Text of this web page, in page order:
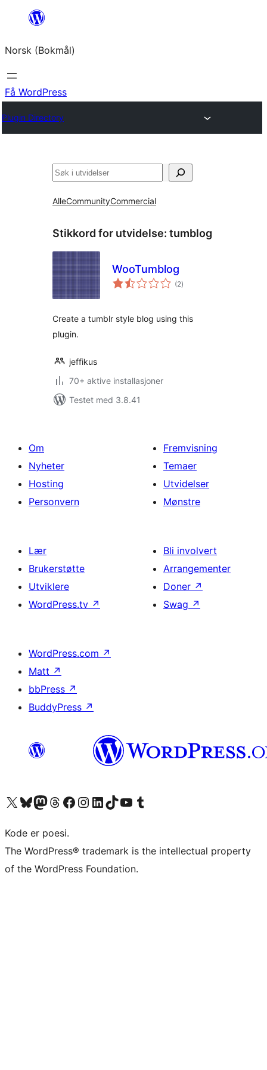
Hopp
innhold
Norsk (Bokmål)
Få WordPress
Plugin Directory
Søk
AlleCommunityCommercial
Stikkord for utvidelse: tumblog
WooTumblog
(2totale
vurderinger
)
Create a tumblr style blog using this
plugin.
jeffikus
70+ aktive installasjoner
Testet med 3.8.41
Om
Nyheter
Hosting
Personvern
Fremvisning
Temaer
Utvidelser
Mønstre
Lær
Brukerstøtte
Utviklere
WordPress.tv ↗
Bli involvert
Arrangementer
Doner ↗
Swag ↗
WordPress.com ↗
Matt ↗
bbPress ↗
BuddyPress ↗
Besøk vår konto på X Visit our Bluesky account
Besøk vår Mastodon-konto
Visit our Threads account
Besøk vår Facebook-sideBesøk vår Instagram-konto
Besøk vår LinkedIn-konto
Visit our TikTok account
Visit our YouTube channel
Visit our Tumblr account
Kode er poesi.
The WordPress® trademark is the intellectual property
of the WordPress Foundation.